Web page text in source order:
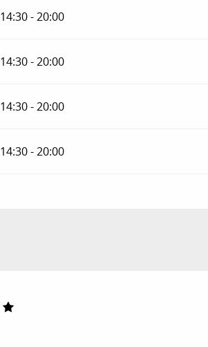
14:30 - 20:00
14:30 - 20:00
14:30 - 20:00
14:30 - 20:00